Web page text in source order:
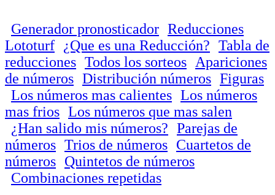
Generador pronosticador Reducciones
Lototurf
¿Que es una Reducción? Tabla de
reducciones Todos los sorteos
Apariciones
de números Distribución números Figuras
Los números mas calientes Los números
mas frios Los números que mas salen
¿Han salido mis números? Parejas de
números Trios de números Cuartetos de
números Quintetos de números
Combinaciones repetidas